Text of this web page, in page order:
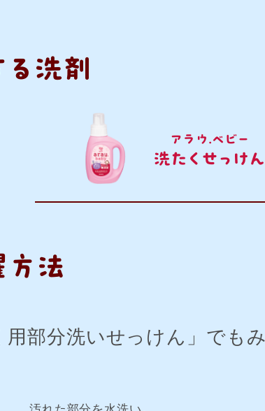
洗剤
アラウ.ベビー
洗たくせっけん
方法
用部分洗いせっけん」でも